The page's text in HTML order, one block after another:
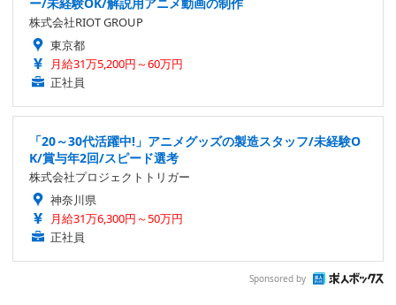
株式会社RIOT GROUP
東京都
月給31万5,200円～60万円
正社員
「20～30代活躍中!」アニメグッズの製造スタッフ/未経験O
K/賞与年2回/スピード選考
株式会社プロジェクトトリガー
神奈川県
月給31万6,300円～50万円
正社員
Sponsored by